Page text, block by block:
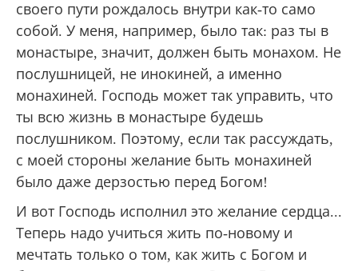
своего пути рождалось внутри как-то само
собой. У меня, например, было так: раз ты в
монастыре, значит, должен быть монахом. Не
послушницей, не инокиней, а именно
монахиней. Господь может так управить, что
ты всю жизнь в монастыре будешь
послушником. Поэтому, если так рассуждать,
с моей стороны желание быть монахиней
было даже дерзостью перед Богом!
И вот Господь исполнил это желание сердца...
Теперь надо учиться жить по-новому и
мечтать только о том, как жить с Богом и